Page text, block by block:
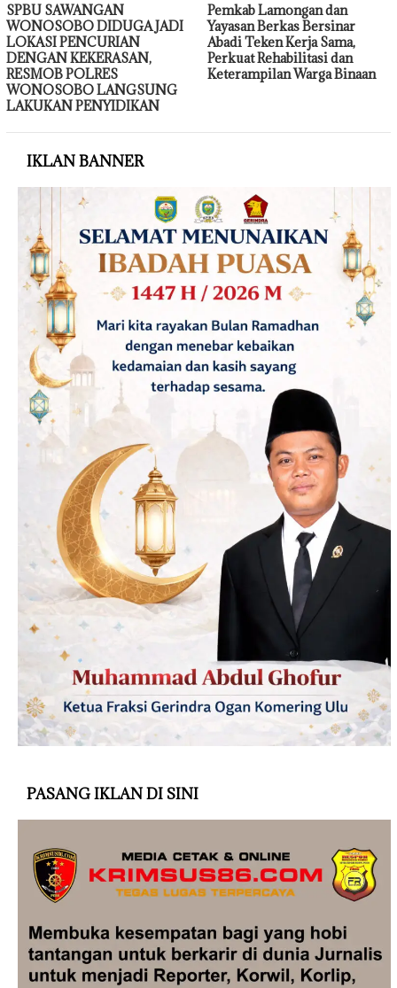
SPBU SAWANGAN
WONOSOBO DIDUGA JADI
LOKASI PENCURIAN
DENGAN KEKERASAN,
RESMOB POLRES
WONOSOBO LANGSUNG
LAKUKAN PENYIDIKAN
Pemkab Lamongan dan
Yayasan Berkas Bersinar
Abadi Teken Kerja Sama,
Perkuat Rehabilitasi dan
Keterampilan Warga Binaan
IKLAN BANNER
PASANG IKLAN DI SINI